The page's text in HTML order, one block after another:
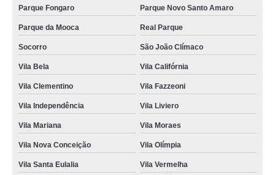
Parque Fongaro Parque Novo Santo Amaro
Parque da Mooca Real Parque
Socorro São João Clímaco
Vila Bela Vila Califórnia
Vila Clementino Vila Fazzeoni
Vila Independência Vila Liviero
Vila Mariana Vila Moraes
Vila Nova Conceição Vila Olímpia
Vila Santa Eulalia
Vila Vermelha